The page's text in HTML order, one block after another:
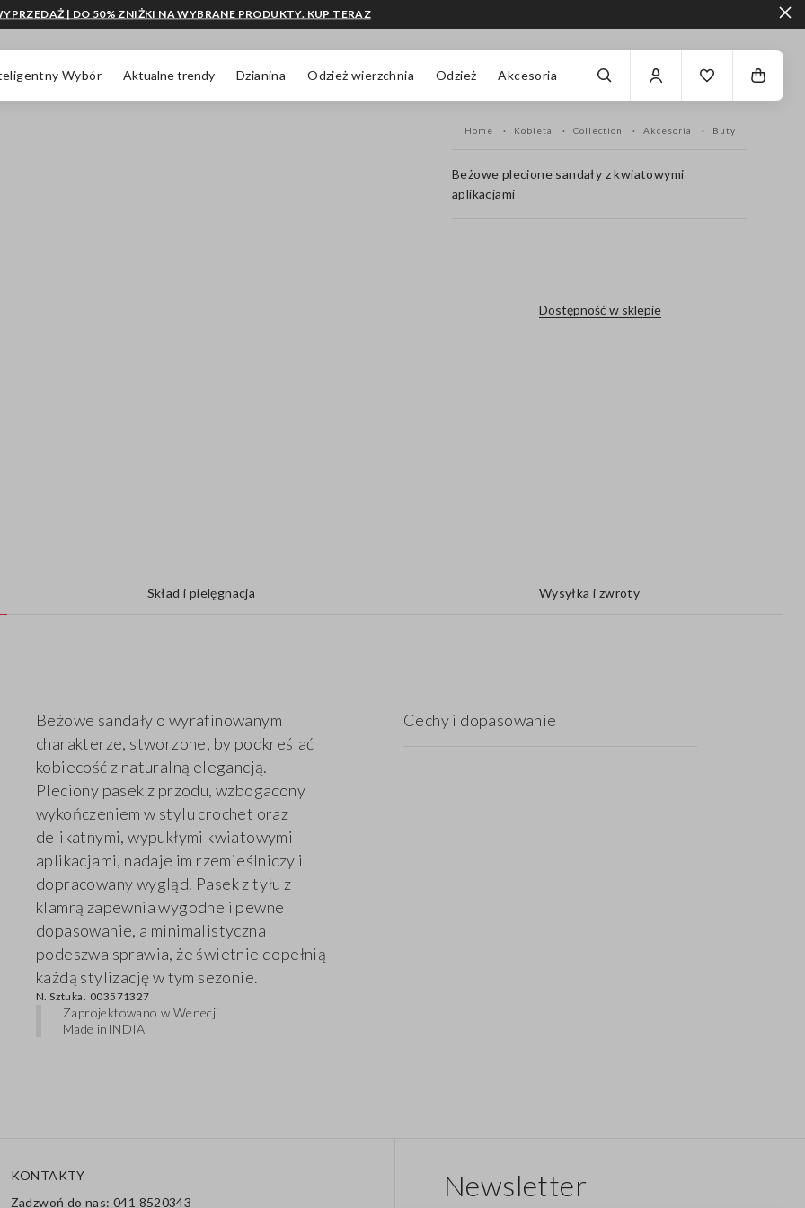
Wybór Aktualne trendy Dzianina Odzież wierzchnia Odzież Akcesoria
| DO 50% ZNIŻKI NA WYBRANE PRODUKTY. KUP TERAZ
Home Kobieta Collection Akcesoria Buty
Beżowe plecione sandały z kwiatowymi
aplikacjami
Dostępność w sklepie
Skład i pielęgnacja Wysyłka i zwroty
Beżowe sandały o wyrafinowanym
charakterze, stworzone, by podkreślać
kobiecość z naturalną elegancją.
Pleciony pasek z przodu, wzbogacony
wykończeniem w stylu crochet oraz
delikatnymi, wypukłymi kwiatowymi
aplikacjami, nadaje im rzemieślniczy i
dopracowany wygląd. Pasek z tyłu z
klamrą zapewnia wygodne i pewne
dopasowanie, a minimalistyczna
podeszwa sprawia, że świetnie dopełnią
każdą stylizację w tym sezonie.
N. Sztuka. 003571327
Zaprojektowano w Wenecji
Made in INDIA
Cechy i dopasowanie
KONTAKTY
Zadzwoń do nas: 041 8520343
Newsletter